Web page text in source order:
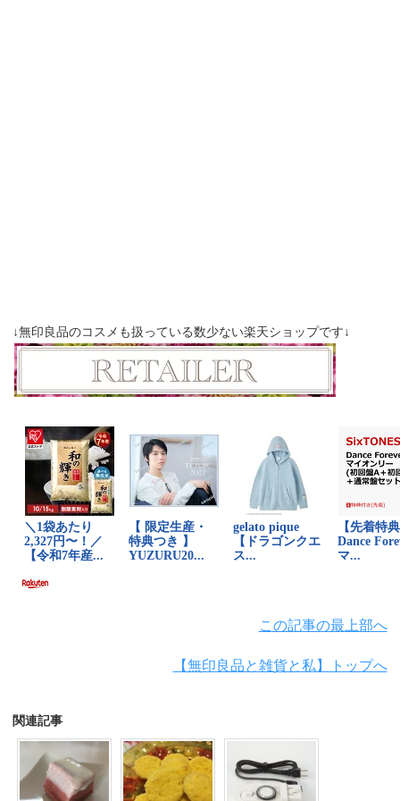
↓無印良品のコスメも扱っている数少ない楽天ショップです↓
この記事の最上部へ
【無印良品と雑貨と私】トップへ
関連記事